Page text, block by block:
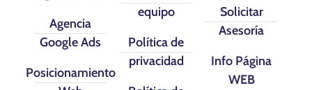
Agencia
Google Ads
Posicionamiento
equipo
Política de
privacidad
Solicitar
Asesoría
Info Página
WEB